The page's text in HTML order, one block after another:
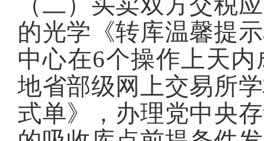
的光学《转库温馨提
中心在6个操作上天
地省部级网上交易所
式单》，办理党中央